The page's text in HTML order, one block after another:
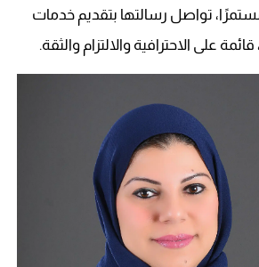
تواصل رسالتها بتقديم خدمات
على الاحترافية والالتزام والثقة.